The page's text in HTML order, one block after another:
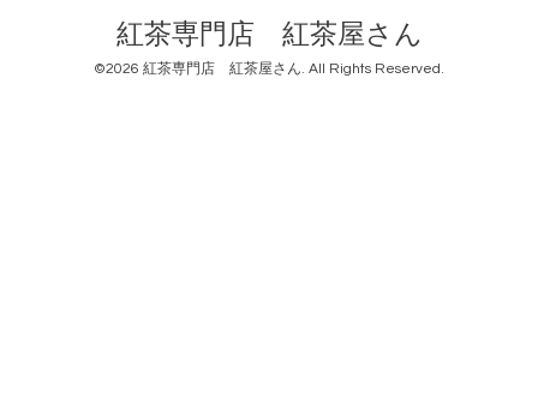
紅茶専門店 紅茶屋さん
©2026 紅茶専門店 紅茶屋さん. All Rights Reserved.